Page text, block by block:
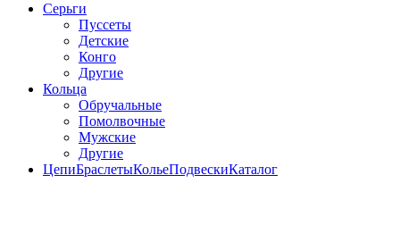
Серьги
Пуссеты
Детские
Конго
Другие
Кольца
Обручальные
Помолвочные
Мужские
Другие
ЦепиБраслетыКольеПодвескиКаталог